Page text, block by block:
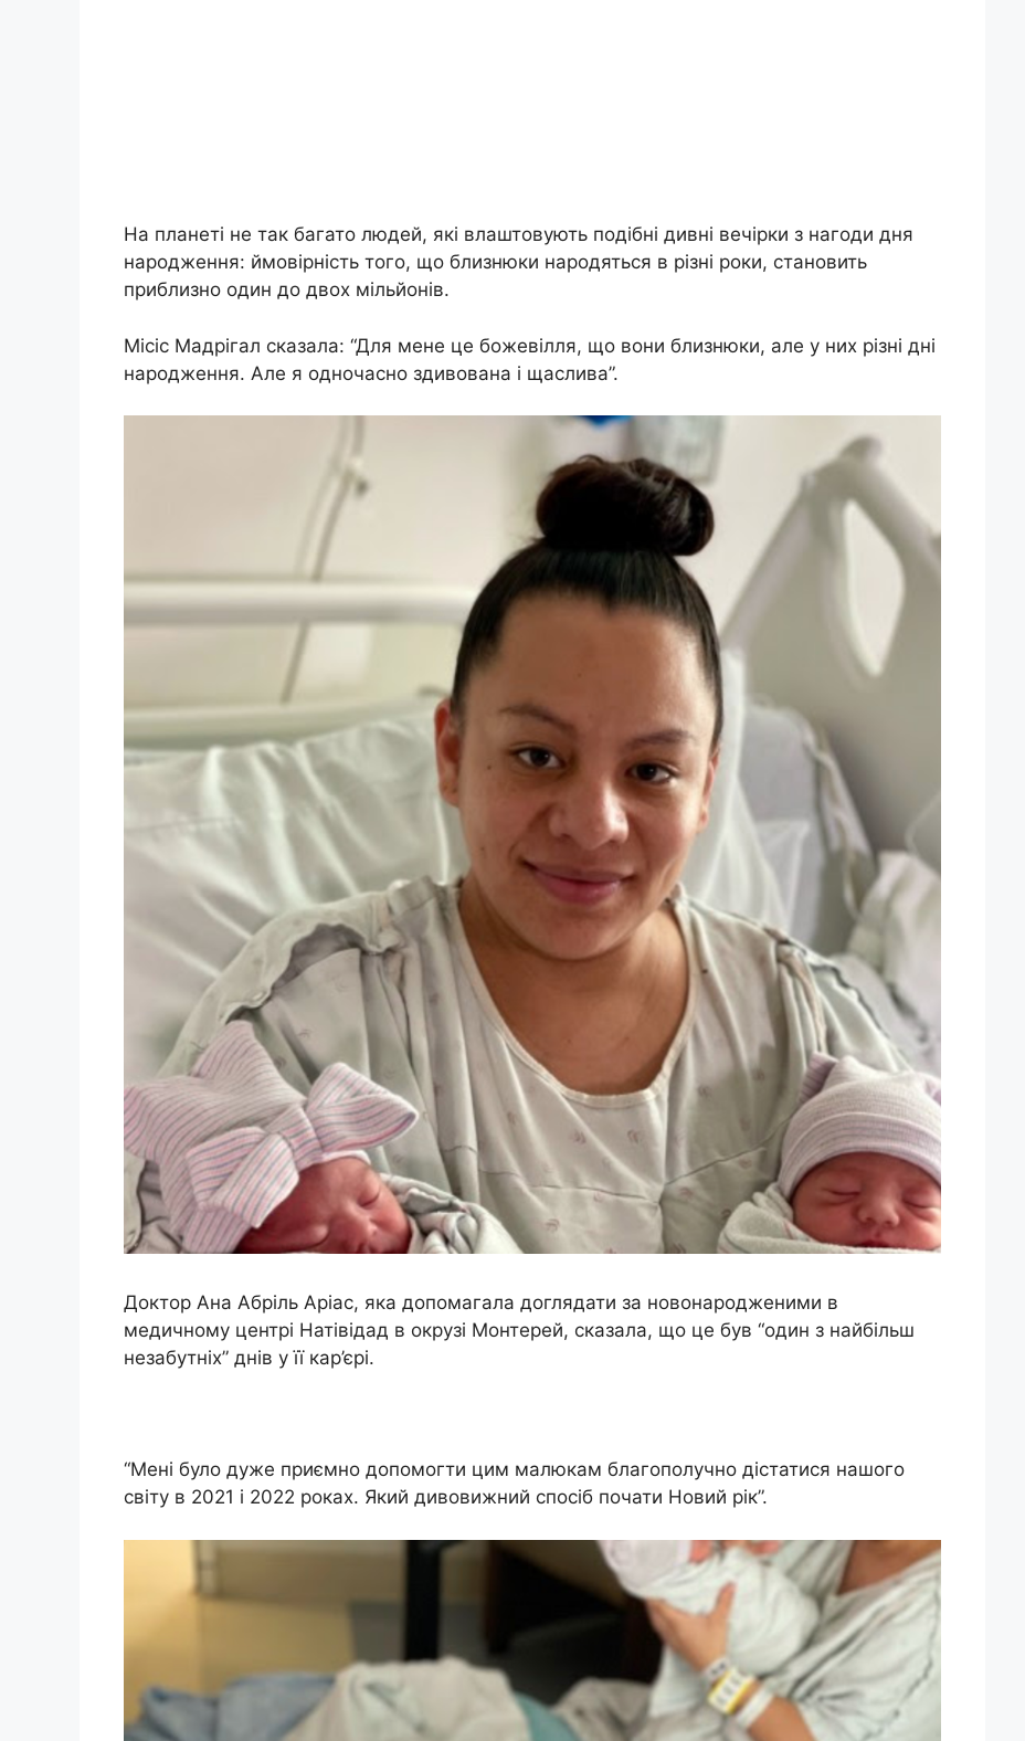
На планеті не так багато людей, які влаштовують подібні дивні вечірки з нагоди дня
народження: ймовірність того, що близнюки народяться в різні роки, становить
приблизно один до двох мільйонів.
Місіс Мадрігал сказала: “Для мене це божевілля, що вони близнюки, але у них різні дні
народження. Але я одночасно здивована і щаслива”.
Доктор Ана Абріль Аріас, яка допомагала доглядати за новонародженими в
медичному центрі Натівідад в окрузі Монтерей, сказала, що це був “один з найбільш
незабутніх” днів у її кар’єрі.
“Мені було дуже приємно допомогти цим малюкам благополучно дістатися нашого
світу в 2021 і 2022 роках. Який дивовижний спосіб почати Новий рік”.